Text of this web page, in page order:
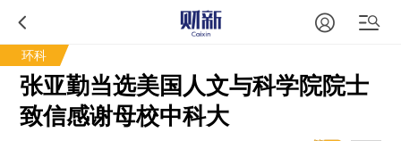
环科
张亚勤当选美国人文与科学院院士
致信感谢母校中科大